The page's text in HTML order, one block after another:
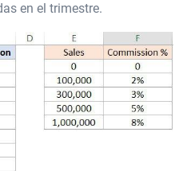
en el trimestre.